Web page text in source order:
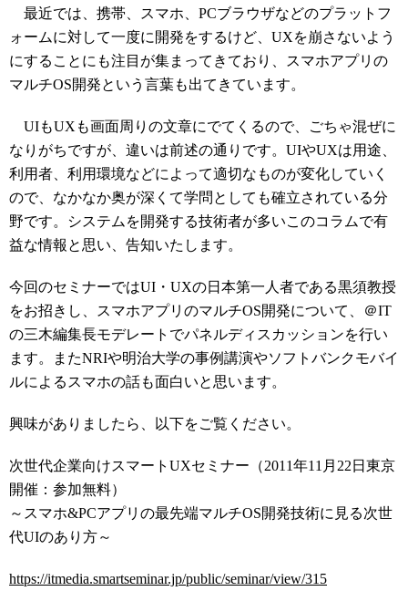
最近では、携帯、スマホ、PCブラウザなどのプラットフ
ォームに対して一度に開発をするけど、UXを崩さないよう
にすることにも注目が集まってきており、スマホアプリの
マルチOS開発という言葉も出てきています。
UIもUXも画面周りの文章にでてくるので、ごちゃ混ぜに
なりがちですが、違いは前述の通りです。UIやUXは用途、
利用者、利用環境などによって適切なものが変化していく
ので、なかなか奥が深くて学問としても確立されている分
野です。システムを開発する技術者が多いこのコラムで有
益な情報と思い、告知いたします。
今回のセミナーではUI・UXの日本第一人者である黒須教授
をお招きし、スマホアプリのマルチOS開発について、＠IT
の三木編集長モデレートでパネルディスカッションを行い
ます。またNRIや明治大学の事例講演やソフトバンクモバイ
ルによるスマホの話も面白いと思います。
興味がありましたら、以下をご覧ください。
次世代企業向けスマートUXセミナー（2011年11月22日東京
開催：参加無料）
～スマホ&PCアプリの最先端マルチOS開発技術に見る次世
代UIのあり方～
https://itmedia.smartseminar.jp/public/seminar/view/315